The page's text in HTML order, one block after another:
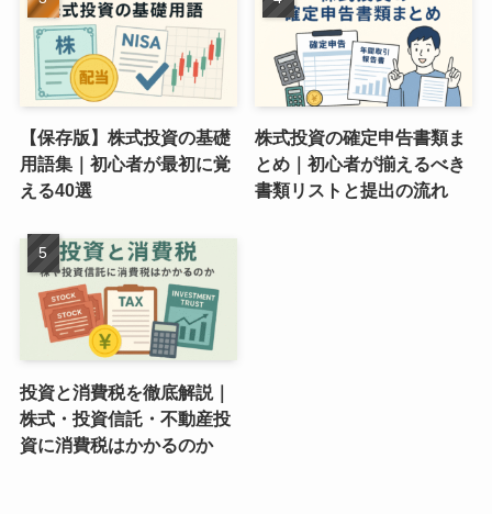
【保存版】株式投資の基礎
用語集｜初心者が最初に覚
える40選
株式投資の確定申告書類ま
とめ｜初心者が揃えるべき
書類リストと提出の流れ
投資と消費税を徹底解説｜
株式・投資信託・不動産投
資に消費税はかかるのか